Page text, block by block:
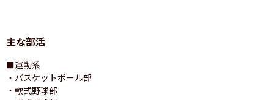
主な部活
■運動系
・バスケットボール部
・軟式野球部